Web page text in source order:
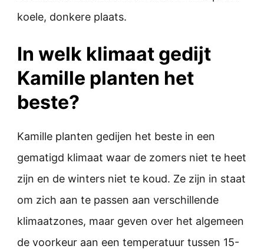
koele, donkere plaats.
In welk klimaat gedijt
Kamille planten het
beste?
Kamille planten gedijen het beste in een
gematigd klimaat waar de zomers niet te heet
zijn en de winters niet te koud. Ze zijn in staat
om zich aan te passen aan verschillende
klimaatzones, maar geven over het algemeen
de voorkeur aan een temperatuur tussen 15-